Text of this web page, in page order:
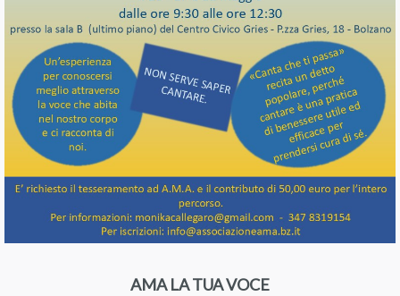
AMA LA TUA VOCE